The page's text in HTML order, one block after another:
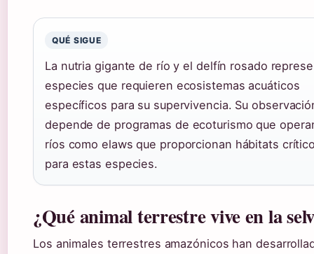
QUÉ SIGUE
La nutria gigante de río y el delfín rosado
especies que requieren ecosistemas acuáticos
específicos para su supervivencia. Su
depende de programas de ecoturismo que
ríos como elaws que proporcionan hábitats
para estas especies.
¿Qué animal terrestre vive en la
Los animales terrestres amazónicos han